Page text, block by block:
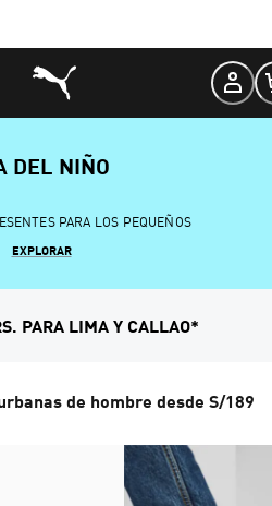
DEL NIÑO
PARA LOS PEQUEÑOS
EXPLORAR
PARA LIMA Y CALLAO*
de hombre desde S/189